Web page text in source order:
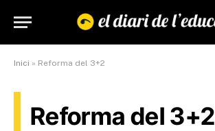
Inici » Reforma del 3+2
Reforma del 3+2